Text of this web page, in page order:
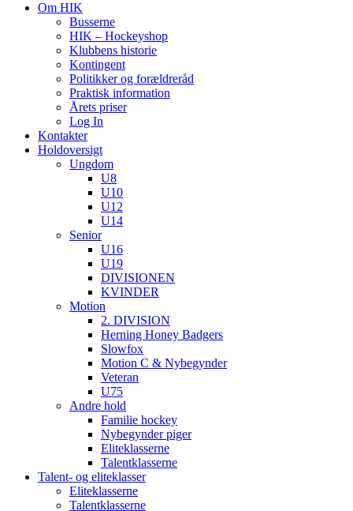
Om HIK
Busserne
HIK – Hockeyshop
Klubbens historie
Kontingent
Politikker og forældreråd
Praktisk information
Årets priser
Log In
Kontakter
Holdoversigt
Ungdom
U8
U10
U12
U14
Senior
U16
U19
DIVISIONEN
KVINDER
Motion
2. DIVISION
Herning Honey Badgers
Slowfox
Motion C & Nybegynder
Veteran
U75
Andre hold
Familie hockey
Nybegynder piger
Eliteklasserne
Talentklasserne
Talent- og eliteklasser
Eliteklasserne
Talentklasserne